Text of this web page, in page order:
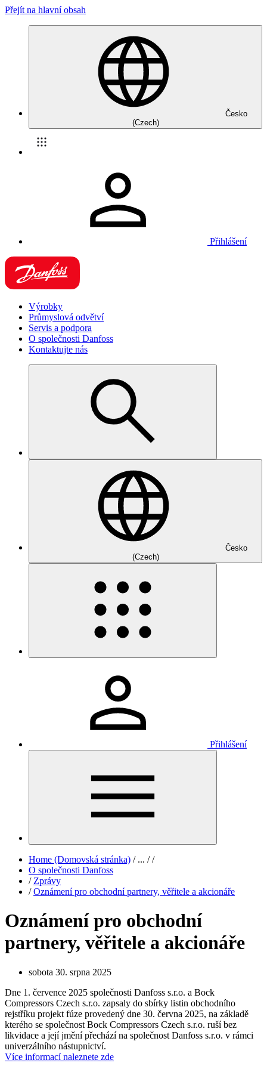
Přejít na hlavní obsah
Česko
(Czech)
Přihlášení
Výrobky
Průmyslová odvětví
Servis a podpora
O společnosti Danfoss
Kontaktujte nás
Česko
(Czech)
Přihlášení
Home (Domovská stránka) /... / /
O společnosti Danfoss
/ Zprávy
/ Oznámení pro obchodní partnery, věřitele a akcionáře
Oznámení pro obchodní
partnery, věřitele a akcionáře
sobota 30. srpna 2025
Dne 1. července 2025 společnosti Danfoss s.r.o. a Bock
Compressors Czech s.r.o. zapsaly do sbírky listin obchodního
rejstříku projekt fúze provedený dne 30. června 2025, na základě
kterého se společnost Bock Compressors Czech s.r.o. ruší bez
likvidace a její jmění přechází na společnost Danfoss s.r.o. v rámci
univerzálního nástupnictví.
Více informací naleznete zde